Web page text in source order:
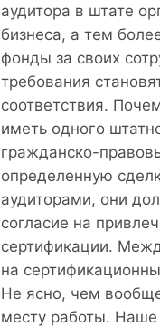
аудитора в штате
бизнеса, а тем
фонды за своих
требования
соответствия.
иметь одного
гражданско-
определенную
аудиторами, они
согласие на
сертификации.
на
Не ясно, чем
месту работы. Наше